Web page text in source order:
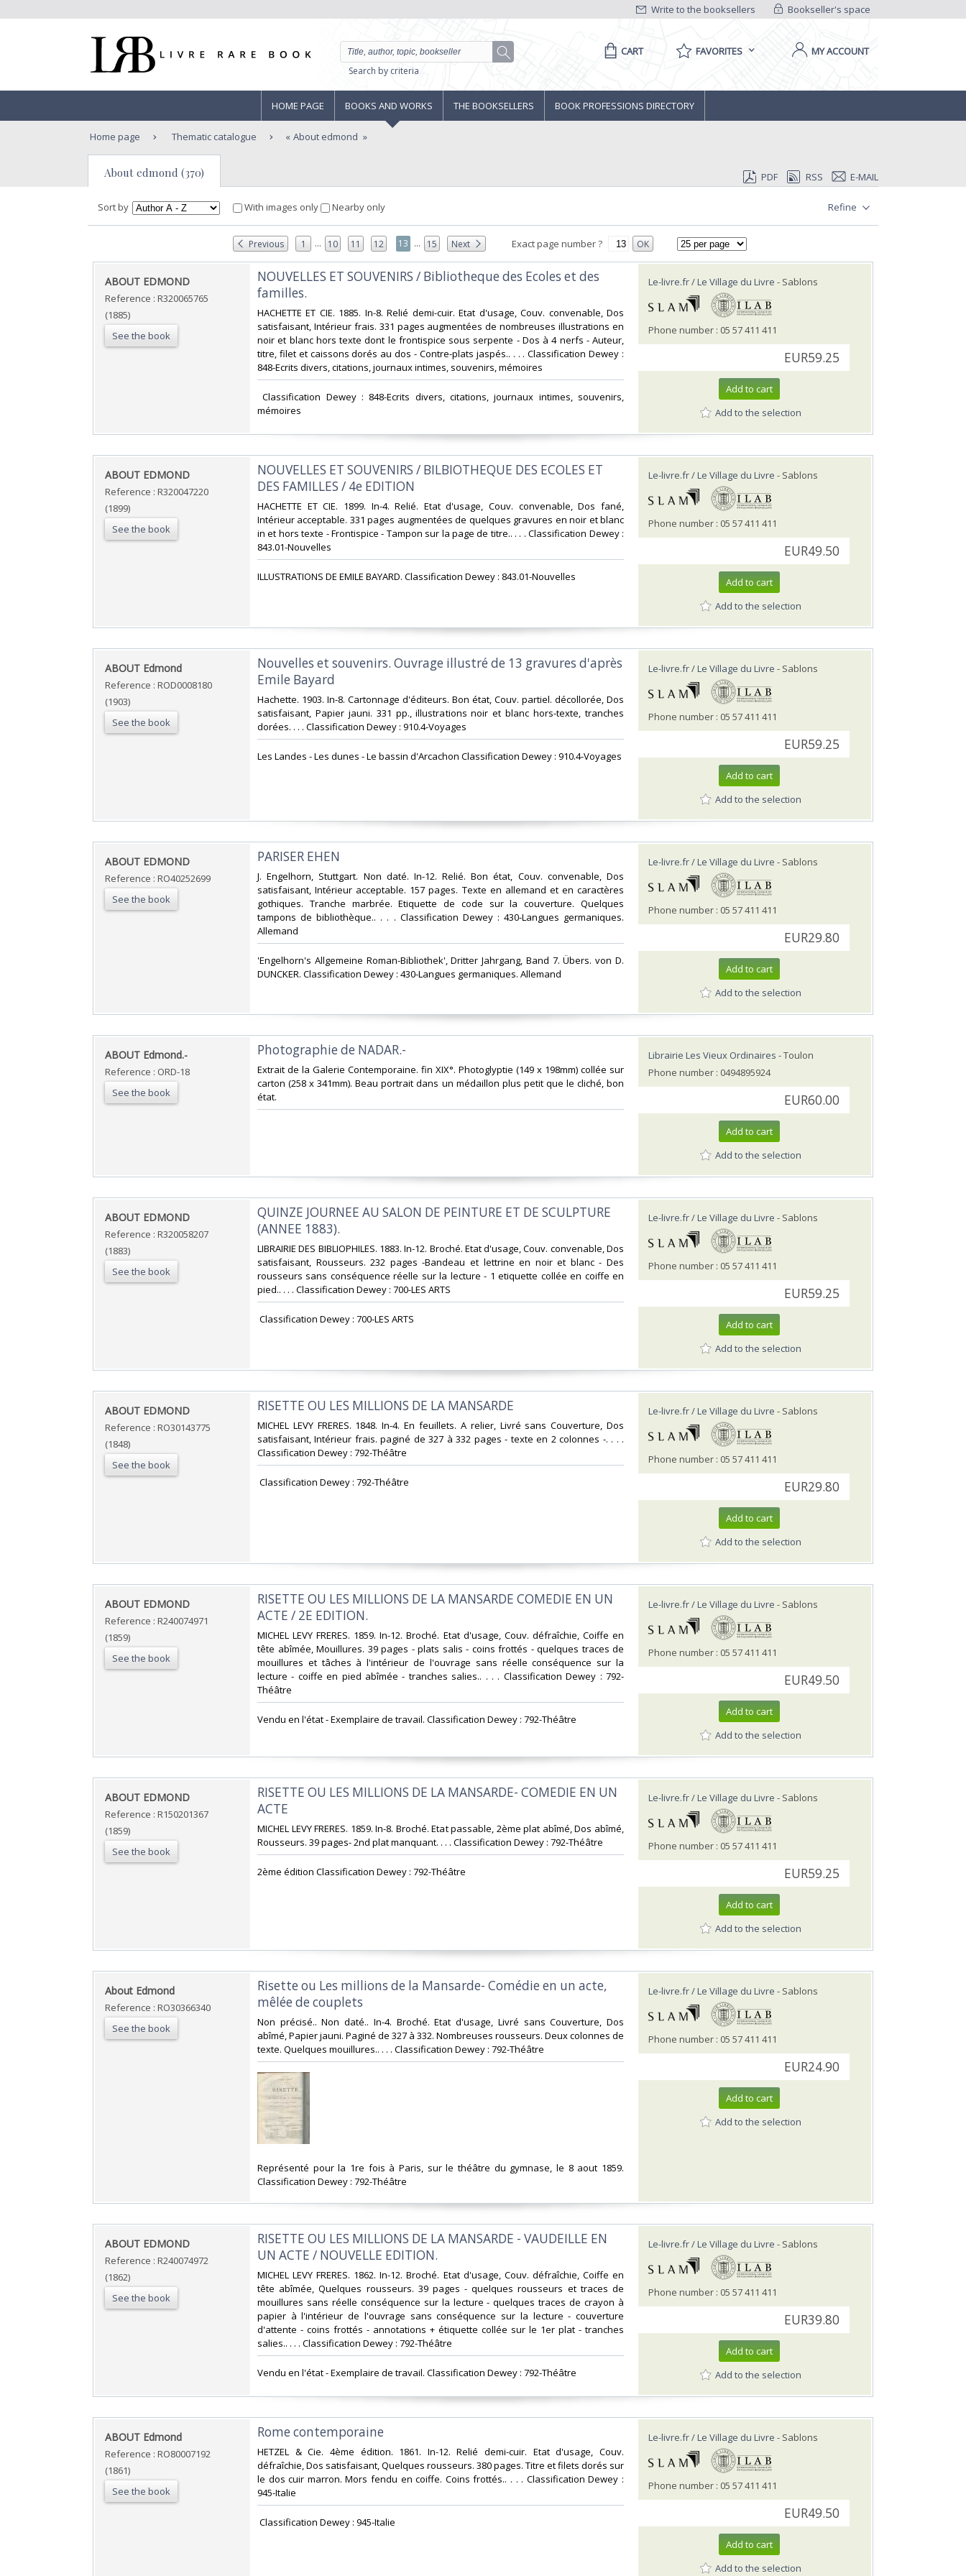
Bookseller's space
Write to the booksellers
Search by criteria
CART FAVORITES MY ACCOUNT
HOME PAGE BOOKS AND WORKS THE BOOKSELLERS BOOK PROFESSIONS DIRECTORY
Home page Thematic catalogue About edmond
About edmond (370) PDF RSS E-MAIL
Sort by With images only Nearby only Refine
Previous 1 ... 10 11 12 13 ... 15 Next Exact page number ? OK
‎ABOUT EDMOND‎
Reference : R320065765
(1885)
See the book
‎NOUVELLES ET SOUVENIRS / Bibliotheque des Ecoles et des
familles.‎
‎HACHETTE ET CIE. 1885. In-8. Relié demi-cuir. Etat d'usage, Couv. convenable, Dos
satisfaisant, Intérieur frais. 331 pages augmentées de nombreuses illustrations en
noir et blanc hors texte dont le frontispice sous serpente - Dos à 4 nerfs - Auteur,
titre, filet et caissons dorés au dos - Contre-plats jaspés.. . . . Classification Dewey :
848-Ecrits divers, citations, journaux intimes, souvenirs, mémoires‎
‎ Classification Dewey : 848-Ecrits divers, citations, journaux intimes, souvenirs,
mémoires‎
Le-livre.fr / Le Village du Livre - Sablons
Phone number : 05 57 411 411
EUR59.25
Add to cart
Add to the selection
‎ABOUT EDMOND‎
Reference : R320047220
(1899)
See the book
‎NOUVELLES ET SOUVENIRS / BILBIOTHEQUE DES ECOLES ET
DES FAMILLES / 4e EDITION‎
‎HACHETTE ET CIE. 1899. In-4. Relié. Etat d'usage, Couv. convenable, Dos fané,
Intérieur acceptable. 331 pages augmentées de quelques gravures en noir et blanc
in et hors texte - Frontispice - Tampon sur la page de titre.. . . . Classification Dewey :
843.01-Nouvelles‎
‎ILLUSTRATIONS DE EMILE BAYARD. Classification Dewey : 843.01-Nouvelles‎
Le-livre.fr / Le Village du Livre - Sablons
Phone number : 05 57 411 411
EUR49.50
Add to cart
Add to the selection
‎ABOUT Edmond‎
Reference : ROD0008180
(1903)
See the book
‎Nouvelles et souvenirs. Ouvrage illustré de 13 gravures d'après
Emile Bayard‎
‎Hachette. 1903. In-8. Cartonnage d'éditeurs. Bon état, Couv. partiel. décollorée, Dos
satisfaisant, Papier jauni. 331 pp., illustrations noir et blanc hors-texte, tranches
dorées. . . . Classification Dewey : 910.4-Voyages‎
‎Les Landes - Les dunes - Le bassin d'Arcachon Classification Dewey : 910.4-Voyages‎
Le-livre.fr / Le Village du Livre - Sablons
Phone number : 05 57 411 411
EUR59.25
Add to cart
Add to the selection
‎ABOUT EDMOND‎
Reference : RO40252699
See the book
‎PARISER EHEN‎
‎J. Engelhorn, Stuttgart. Non daté. In-12. Relié. Bon état, Couv. convenable, Dos
satisfaisant, Intérieur acceptable. 157 pages. Texte en allemand et en caractères
gothiques. Tranche marbrée. Etiquette de code sur la couverture. Quelques
tampons de bibliothèque.. . . . Classification Dewey : 430-Langues germaniques.
Allemand‎
‎'Engelhorn's Allgemeine Roman-Bibliothek', Dritter Jahrgang, Band 7. Übers. von D.
DUNCKER. Classification Dewey : 430-Langues germaniques. Allemand‎
Le-livre.fr / Le Village du Livre - Sablons
Phone number : 05 57 411 411
EUR29.80
Add to cart
Add to the selection
‎ABOUT Edmond.-‎
Reference : ORD-18
See the book
‎Photographie de NADAR.-‎
‎Extrait de la Galerie Contemporaine. fin XIX°. Photoglyptie (149 x 198mm) collée sur
carton (258 x 341mm). Beau portrait dans un médaillon plus petit que le cliché, bon
état.‎
Librairie Les Vieux Ordinaires - Toulon
Phone number : 0494895924
EUR60.00
Add to cart
Add to the selection
‎ABOUT EDMOND‎
Reference : R320058207
(1883)
See the book
‎QUINZE JOURNEE AU SALON DE PEINTURE ET DE SCULPTURE
(ANNEE 1883).‎
‎LIBRAIRIE DES BIBLIOPHILES. 1883. In-12. Broché. Etat d'usage, Couv. convenable, Dos
satisfaisant, Rousseurs. 232 pages -Bandeau et lettrine en noir et blanc - Des
rousseurs sans conséquence réelle sur la lecture - 1 etiquette collée en coiffe en
pied.. . . . Classification Dewey : 700-LES ARTS‎
‎ Classification Dewey : 700-LES ARTS‎
Le-livre.fr / Le Village du Livre - Sablons
Phone number : 05 57 411 411
EUR59.25
Add to cart
Add to the selection
‎ABOUT EDMOND‎
Reference : RO30143775
(1848)
See the book
‎RISETTE OU LES MILLIONS DE LA MANSARDE‎
‎MICHEL LEVY FRERES. 1848. In-4. En feuillets. A relier, Livré sans Couverture, Dos
satisfaisant, Intérieur frais. paginé de 327 à 332 pages - texte en 2 colonnes -. . . .
Classification Dewey : 792-Théâtre‎
‎ Classification Dewey : 792-Théâtre‎
Le-livre.fr / Le Village du Livre - Sablons
Phone number : 05 57 411 411
EUR29.80
Add to cart
Add to the selection
‎ABOUT EDMOND‎
Reference : R240074971
(1859)
See the book
‎RISETTE OU LES MILLIONS DE LA MANSARDE COMEDIE EN UN
ACTE / 2E EDITION.‎
‎MICHEL LEVY FRERES. 1859. In-12. Broché. Etat d'usage, Couv. défraîchie, Coiffe en
tête abîmée, Mouillures. 39 pages - plats salis - coins frottés - quelques traces de
mouillures et tâches à l'intérieur de l'ouvrage sans réelle conséquence sur la
lecture - coiffe en pied abîmée - tranches salies.. . . . Classification Dewey : 792-
Théâtre‎
‎Vendu en l'état - Exemplaire de travail. Classification Dewey : 792-Théâtre‎
Le-livre.fr / Le Village du Livre - Sablons
Phone number : 05 57 411 411
EUR49.50
Add to cart
Add to the selection
‎ABOUT EDMOND‎
Reference : R150201367
(1859)
See the book
‎RISETTE OU LES MILLIONS DE LA MANSARDE- COMEDIE EN UN
ACTE‎
‎MICHEL LEVY FRERES. 1859. In-8. Broché. Etat passable, 2ème plat abîmé, Dos abîmé,
Rousseurs. 39 pages- 2nd plat manquant. . . . Classification Dewey : 792-Théâtre‎
‎2ème édition Classification Dewey : 792-Théâtre‎
Le-livre.fr / Le Village du Livre - Sablons
Phone number : 05 57 411 411
EUR59.25
Add to cart
Add to the selection
‎About Edmond‎
Reference : RO30366340
See the book
‎Risette ou Les millions de la Mansarde- Comédie en un acte,
mêlée de couplets‎
‎Non précisé.. Non daté.. In-4. Broché. Etat d'usage, Livré sans Couverture, Dos
abîmé, Papier jauni. Paginé de 327 à 332. Nombreuses rousseurs. Deux colonnes de
texte. Quelques mouillures.. . . . Classification Dewey : 792-Théâtre‎
‎Représenté pour la 1re fois à Paris, sur le théâtre du gymnase, le 8 aout 1859.
Classification Dewey : 792-Théâtre‎
Le-livre.fr / Le Village du Livre - Sablons
Phone number : 05 57 411 411
EUR24.90
Add to cart
Add to the selection
‎ABOUT EDMOND‎
Reference : R240074972
(1862)
See the book
‎RISETTE OU LES MILLIONS DE LA MANSARDE - VAUDEILLE EN
UN ACTE / NOUVELLE EDITION.‎
‎MICHEL LEVY FRERES. 1862. In-12. Broché. Etat d'usage, Couv. défraîchie, Coiffe en
tête abîmée, Quelques rousseurs. 39 pages - quelques rousseurs et traces de
mouillures sans réelle conséquence sur la lecture - quelques traces de crayon à
papier à l'intérieur de l'ouvrage sans conséquence sur la lecture - couverture
d'attente - coins frottés - annotations + étiquette collée sur le 1er plat - tranches
salies.. . . . Classification Dewey : 792-Théâtre‎
‎Vendu en l'état - Exemplaire de travail. Classification Dewey : 792-Théâtre‎
Le-livre.fr / Le Village du Livre - Sablons
Phone number : 05 57 411 411
EUR39.80
Add to cart
Add to the selection
‎ABOUT Edmond‎
Reference : RO80007192
(1861)
See the book
‎Rome contemporaine‎
‎HETZEL & Cie. 4ème édition. 1861. In-12. Relié demi-cuir. Etat d'usage, Couv.
défraîchie, Dos satisfaisant, Quelques rousseurs. 380 pages. Titre et filets dorés sur
le dos cuir marron. Mors fendu en coiffe. Coins frottés.. . . . Classification Dewey :
945-Italie‎
‎ Classification Dewey : 945-Italie‎
Le-livre.fr / Le Village du Livre - Sablons
Phone number : 05 57 411 411
EUR49.50
Add to cart
Add to the selection